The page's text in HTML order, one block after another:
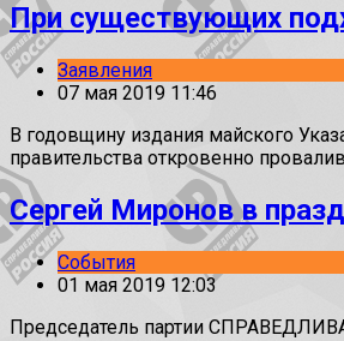
При существующих
Заявления
07 мая 2019 11:46
В годовщину издания майского
правительства откровенно
Сергей Миронов в
События
01 мая 2019 12:03
Председатель партии